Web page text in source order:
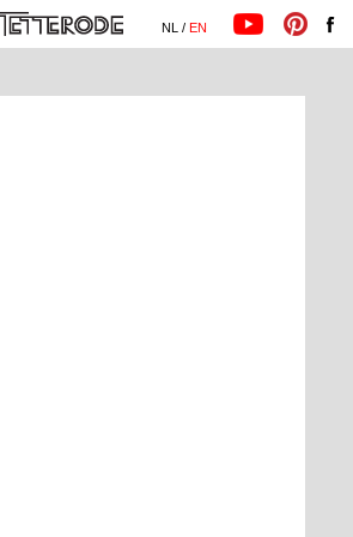
NL / EN